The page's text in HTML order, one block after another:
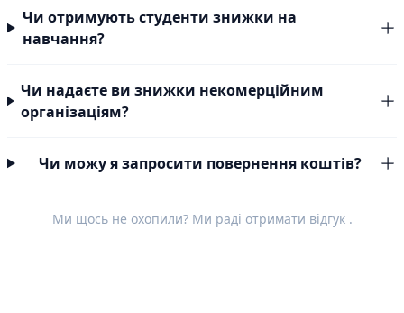
Чи отримують студенти знижки на
навчання?
Чи надаєте ви знижки некомерційним
організаціям?
Чи можу я запросити повернення коштів?
Ми щось не охопили? Ми раді отримати відгук.